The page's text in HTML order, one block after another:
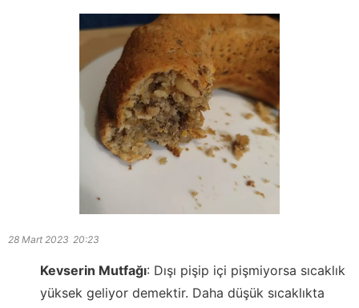
28 Mart 2023 20:23
Kevserin Mutfağı: Dışı pişip içi pişmiyorsa sıcaklık
yüksek geliyor demektir. Daha düşük sıcaklıkta